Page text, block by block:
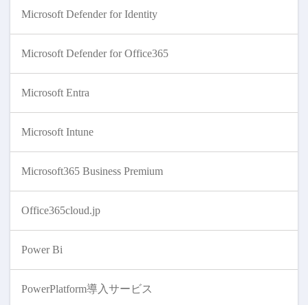
Microsoft Defender for Identity
Microsoft Defender for Office365
Microsoft Entra
Microsoft Intune
Microsoft365 Business Premium
Office365cloud.jp
Power Bi
PowerPlatform導入サービス